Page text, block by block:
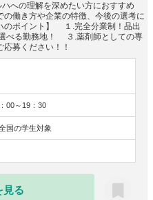
への理解を深めたい方におすすめ
働き方や企業の特徴、今後の選考に
のポイント】 １.完全分業制！品出
べる勤務地！ ３.薬剤師としての専
募ください！！
00～19：30
国の学生対象
見る